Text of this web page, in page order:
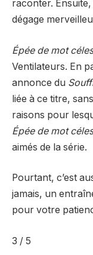
raconter.
dégage
Épée de mot
Ventilateurs. En
annonce du
liée à ce titre,
raisons pour
Épée de mot
aimés de la série.
Pourtant, c’est
jamais, un
pour votre
3 / 5